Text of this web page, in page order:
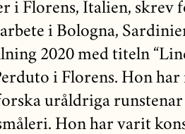
i Florens, Italien, skrev
i Bologna,
2020 med titeln
i Florens. Hon
uråldriga
Hon har varit